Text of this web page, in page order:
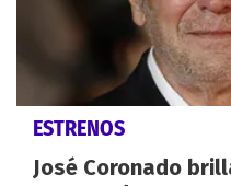
ESTRENOS
José Coronado